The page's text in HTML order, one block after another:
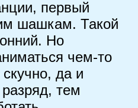
первый
шашкам. Такой
Но
чем-то
да и
тем